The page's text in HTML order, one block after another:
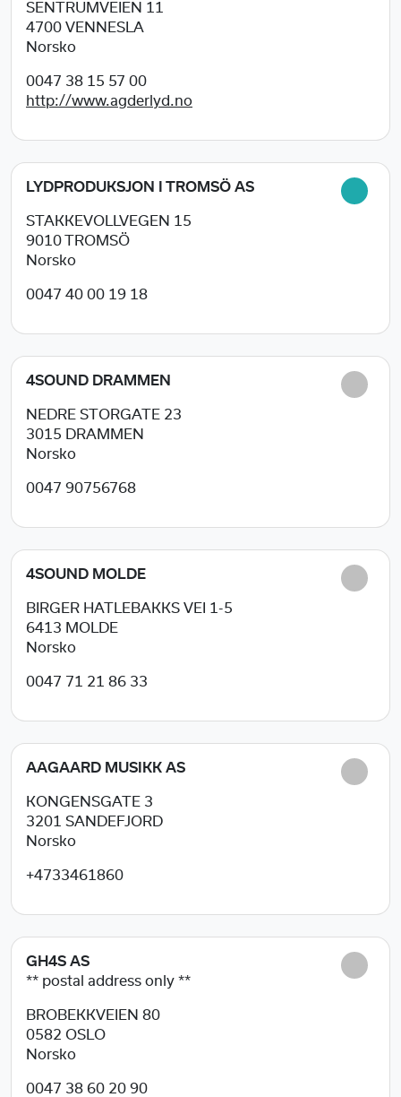
SENTRUMVEIEN 11
4700 VENNESLA
Norsko
0047 38 15 57 00
http://www.agderlyd.no
LYDPRODUKSJON I TROMSÖ AS
STAKKEVOLLVEGEN 15
9010
TROMSÖ
Norsko
0047 40 00 19 18
4SOUND DRAMMEN
NEDRE STORGATE 23
3015
DRAMMEN
Norsko
0047 90756768
4SOUND MOLDE
BIRGER HATLEBAKKS VEI 1-5
6413 MOLDE
Norsko
0047 71 21 86 33
AAGAARD MUSIKK AS
KONGENSGATE 3
3201 SANDEFJORD
Norsko
+4733461860
GH4S AS
** postal address only **
BROBEKKVEIEN 80
0582 OSLO
Norsko
0047 38 60 20 90